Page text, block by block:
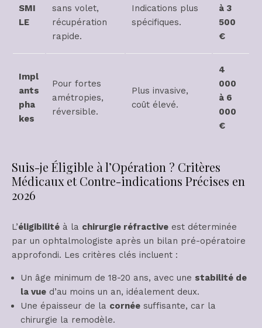
SMI
LE
sans volet,
récupération
rapide.
Indications plus
spécifiques.
à 3
500
€
Impl
ants
pha
kes
Pour fortes
amétropies,
réversible.
Plus invasive,
coût élevé.
4
000
à 6
000
€
Suis-je Éligible à l’Opération ? Critères
Médicaux et Contre-indications Précises en
2026
L’éligibilité à la chirurgie réfractive est déterminée
par un ophtalmologiste après un bilan pré-opératoire
approfondi. Les critères clés incluent :
Un âge minimum de 18-20 ans, avec une stabilité de
la vue d’au moins un an, idéalement deux.
Une épaisseur de la cornée suffisante, car la
chirurgie la remodèle.